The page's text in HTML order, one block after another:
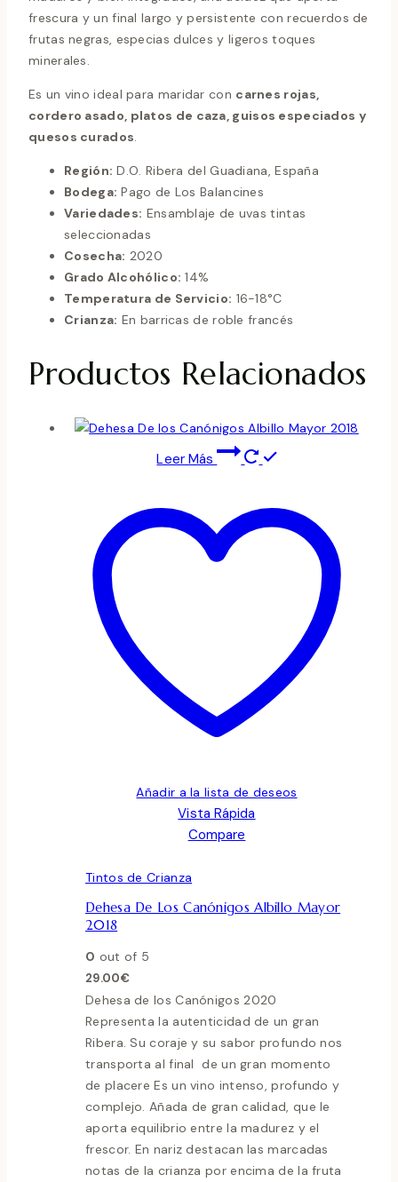
frescura y un final largo y persistente con recuerdos de
frutas negras, especias dulces y ligeros toques
minerales.
Es un vino ideal para maridar con carnes rojas,
cordero asado, platos de caza, guisos especiados y
quesos curados
Región: D.O. Ribera del Guadiana, España
Bodega: Pago de Los Balancines
Variedades: Ensamblaje de uvas tintas
seleccionadas
Cosecha: 2020
Grado Alcohólico: 14%
Temperatura de Servicio: 16-18°C
Crianza: En barricas de roble francés
Productos Relacionados
Leer Más
Añadir a la lista de deseos
Vista Rápida
Compare
Tintos de Crianza
Dehesa De Los Canónigos Albillo Mayor
2018
0 out of 5
29.00€
Dehesa de los Canónigos 2020
Representa la autenticidad de un gran
Ribera. Su coraje y su sabor profundo nos
transporta al final de un gran momento
de placere Es un vino intenso, profundo y
complejo. Añada de gran calidad, que le
aporta equilibrio entre la madurez y el
frescor. En nariz destacan las marcadas
notas de la crianza por encima de la fruta